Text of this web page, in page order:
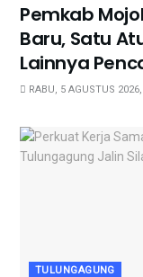
Pemkab
Baru, Satu
Lainnya
RABU, 5 AGUSTUS
TULUNGAGUNG